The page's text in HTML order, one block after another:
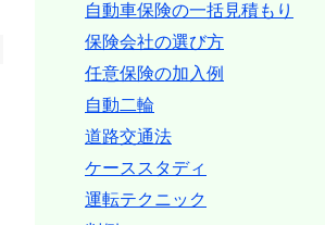
自動車保険の一括見積もり
保険会社の選び方
任意保険の加入例
自動二輪
道路交通法
ケーススタディ
運転テクニック